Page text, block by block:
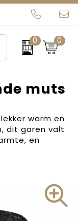
0 0
muts
warm en
dit garen valt
en